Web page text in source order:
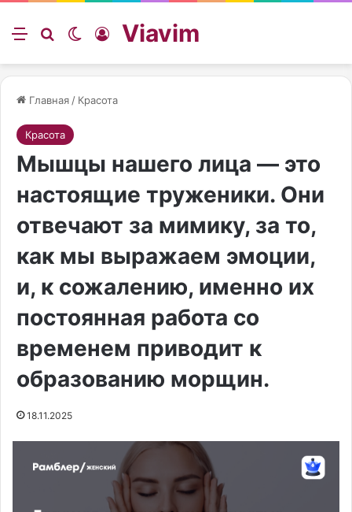
Меню ИскатьSwitch skin
Войти
Viavim
Главная / Красота
Красота
Мышцы нашего лица — это
настоящие труженики. Они
отвечают за мимику, за то,
как мы выражаем эмоции,
и, к сожалению, именно их
постоянная работа со
временем приводит к
образованию морщин.
18.11.2025